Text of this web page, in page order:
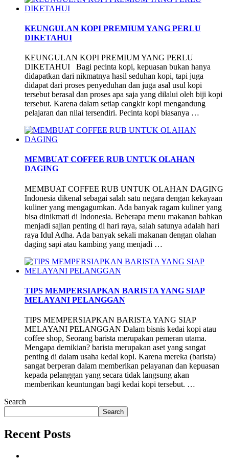
KEUNGULAN KOPI PREMIUM YANG PERLU
DIKETAHUI
KEUNGULAN KOPI PREMIUM YANG PERLU
DIKETAHUI Bagi pecinta kopi, kepuasan bukan hanya
didapatkan dari nikmatnya hasil seduhan kopi, tapi juga
didapat dari proses penyeduhan dan juga asal usul kopi
tersebut berasal dan proses apa saja yang dilalui oleh biji kopi
tersebut. Karena dalam setiap cangkir kopi mengandung
pelajaran dan nilai tersendiri. Pecinta kopi biasanya …
MEMBUAT COFFEE RUB UNTUK OLAHAN
DAGING
MEMBUAT COFFEE RUB UNTUK OLAHAN DAGING
Indonesia dikenal sebagai salah satu negara dengan kekayaan
kuliner yang mengagumkan. Ada banyak ragam kuliner yang
bisa dinikmati di Indonesia. Beberapa menu makanan bahkan
menjadi sajian penting di hari raya, salah satunya adalah hari
raya Idul Adha. Ada banyak sekali makanan dengan olahan
daging sapi atau kambing yang menjadi …
TIPS MEMPERSIAPKAN BARISTA YANG SIAP
MELAYANI PELANGGAN
TIPS MEMPERSIAPKAN BARISTA YANG SIAP
MELAYANI PELANGGAN Dalam bisnis kedai kopi atau
coffee shop, Seorang barista merupakan pemeran utama.
Mengapa demikian? barista merupakan aset yang sangat
penting di dalam usaha kedal kopl. Karena mereka (barista)
sangat berperan dalam memberikan pelayanan dan kepuasan
kepada pelanggan yang secara tidak langsung akan
memberikan keuntungan bagi kedai kopi tersebut. …
Search
Search
Recent Posts